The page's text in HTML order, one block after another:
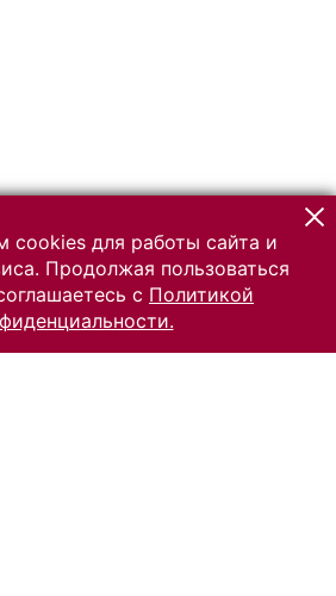
cookies для работы сайта и
Продолжая пользоваться
с Политикой